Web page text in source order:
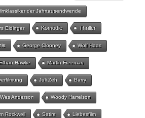
der Jahrtausendwende
Eidinger Komödie Thriller
George Clooney Wolf Haas
Ethan Hawke Martin Freeman
Juli Zeh Barry
Wes Anderson Woody Harrelson
Rockwell Satire Liebesfilm